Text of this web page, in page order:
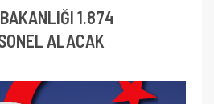
1.874
ALACAK